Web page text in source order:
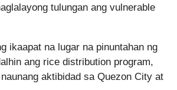
tulungan ang vulnerable
ikaapat na lugar na pinuntahan ng
ang rice distribution program,
aktibidad sa Quezon City at